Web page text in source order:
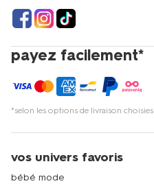
payez facilement*
*selon les options de livraison choisies
vos univers favoris
bébé mode